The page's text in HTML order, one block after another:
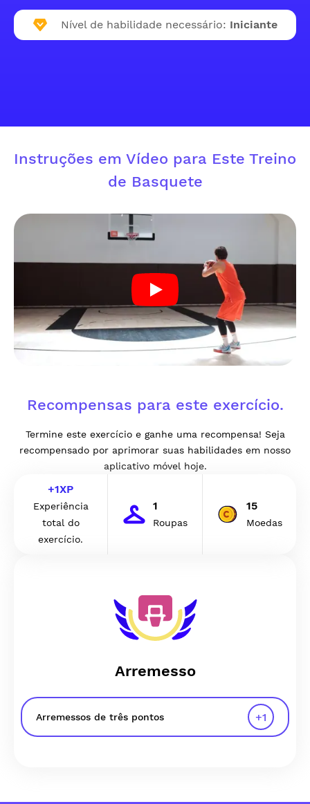
Nível de habilidade necessário: Iniciante
Instruções em Vídeo para Este Treino
de Basquete
Recompensas para este exercício.
Termine este exercício e ganhe uma recompensa! Seja
recompensado por aprimorar suas habilidades em nosso
aplicativo móvel hoje.
+1XP
Experiência
total do
exercício.
1
Roupas
15
Moedas
Arremesso
Arremessos de três pontos +1